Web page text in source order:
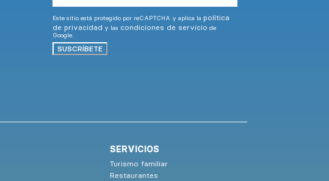
Este sitio está protegido por reCAPTCHA y aplica la política
de privacidad y las condiciones de servicio de
Google.
SUSCRÍBETE
SERVICIOS
Turismo familiar
Restaurantes